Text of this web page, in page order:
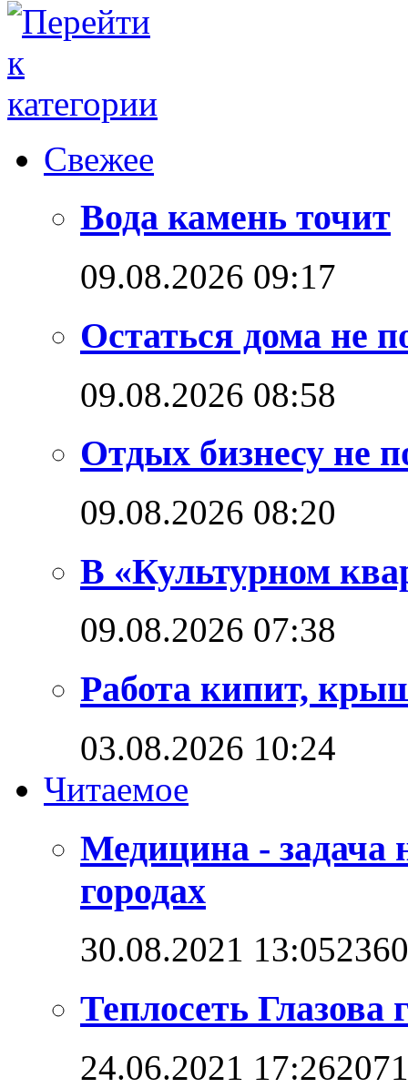
Свежее
Вода камень точит
09.08.2026 09:17
Остаться дома не
09.08.2026 08:58
Отдых бизнесу не
09.08.2026 08:20
В «Культурном
09.08.2026 07:38
Работа кипит,
03.08.2026 10:24
Читаемое
Медицина - задача
городах
30.08.2021 13:05
Теплосеть Глазова
24.06.2021 17:26